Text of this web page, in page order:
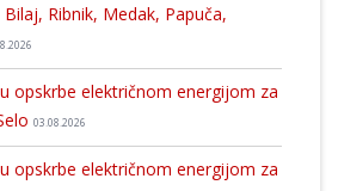
Ribnik, Medak, Papuča,
opskrbe električnom energijom za
03.08.2026
opskrbe električnom energijom za